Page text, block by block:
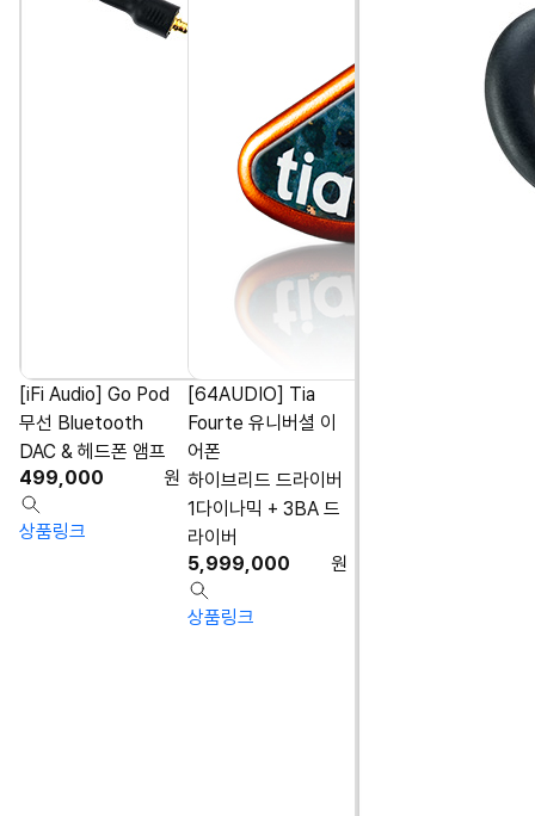
[iFi Audio] Go Pod
무선 Bluetooth
DAC & 헤드폰 앰프
499,000
원
상품링크
[64AUDIO] Tia
Fourte 유니버셜 이
어폰
하이브리드 드라이버
1다이나믹 + 3BA 드
라이버
5,999,000
원
상품링크